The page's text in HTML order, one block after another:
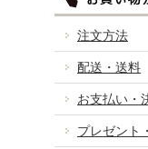
注文方法
配送・送料
お支払い・
プレゼント